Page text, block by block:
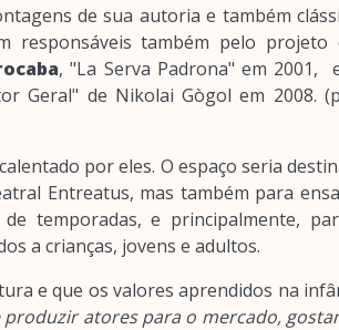
de sua autoria e também
responsáveis também pelo projeto
, "La Serva Padrona" em 2001,
Geral" de Nikolai Gògol em 2008.
por eles. O espaço seria
Entreatus, mas também para
temporadas, e principalmente,
a crianças, jovens e adultos.
e que os valores aprendidos na
produzir atores para o mercado,